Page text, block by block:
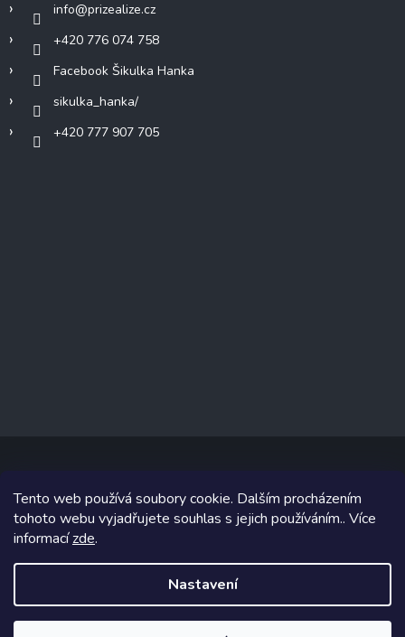
Tento web používá soubory cookie. Dalším procházením
tohoto webu vyjadřujete souhlas s jejich používáním.. Více
informacízde.
Nastavení
info@prizealize.cz
+420 776 074 758
Facebook Šikulka Hanka
sikulka_hanka/
+420 777 907 705
Copyright 2026www.prizealize.cz. Všechna práva vyhrazena.
Grafický návrh vytvořil a na Shoptet implementoval
Shoptetak.cz.